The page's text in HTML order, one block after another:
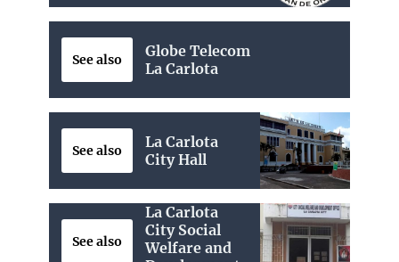
See also
Globe Telecom
La Carlota
See also
La Carlota
City Hall
See also
La Carlota
City Social
Welfare and